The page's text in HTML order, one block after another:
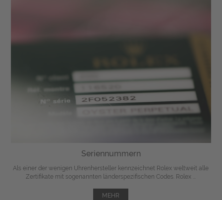
Seriennummern
Als einer der wenigen Uhrenhersteller kennzeichnet Rolex weltweit alle
Zertifikate mit sogenannten länderspezifischen Codes. Rolex ...
MEHR